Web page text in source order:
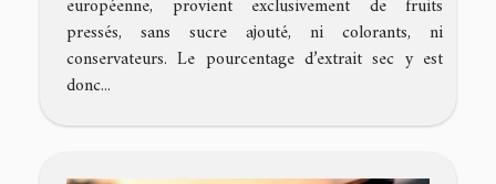
européenne, provient exclusivement de fruits
pressés, sans sucre ajouté, ni colorants, ni
conservateurs. Le pourcentage d’extrait sec y est
donc...